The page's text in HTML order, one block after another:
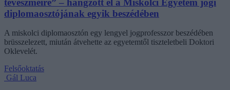
téveszméire” – hangzott el a Miskolci Egyetem jogi
diplomaosztójának egyik beszédében
A miskolci diplomaosztón egy lengyel jogprofesszor beszédében
brüsszelezett, miután átvehette az egyetemtől tiszteletbeli Doktori
Oklevelét.
Felsőoktatás
Gál Luca